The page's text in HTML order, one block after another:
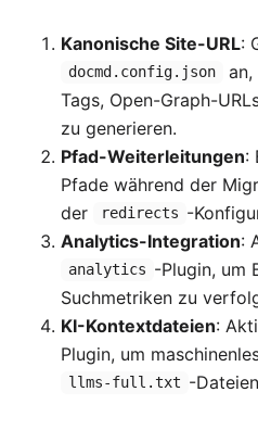
Kanonische Site-URL:
docmd.config.json
an,
Tags, Open-Graph-
zu generieren.
Pfad-Weiterleitungen:
Pfade während der
der
redirects -
Analytics-Integration:
analytics -Plugin, um
Suchmetriken zu
KI-Kontextdateien:
Plugin, um
llms-full.txt -